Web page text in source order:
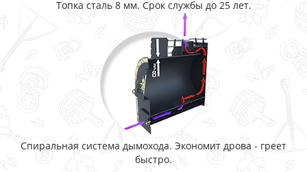
Топка сталь 8 мм. Срок службы до 25 лет.
Спиральная система дымохода. Экономит дрова - греет
быстро.